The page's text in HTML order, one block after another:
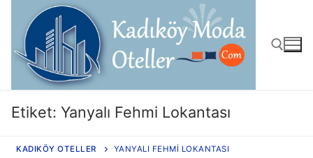
Etiket: Yanyalı Fehmi Lokantası
KADIKÖY OTELLER YANYALI FEHMI LOKANTASI